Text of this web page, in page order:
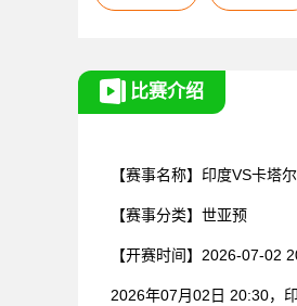
比赛介绍
【赛事名称】 印度VS卡塔尔
【赛事分类】 世亚预
【开赛时间】 2026-07-02
2026年07月02日 20:30，